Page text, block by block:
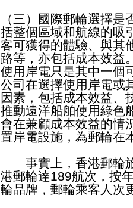
（三）國際郵輪選擇
括整個區域和航線的吸
客可獲得的體驗、與其
路等，亦包括成本效益
使用岸電只是其中一個
公司在選擇使用岸電或
因素，包括成本效益、
推動遠洋船舶使用綠色
會在兼顧成本效益的情
置岸電設施，為郵輪在
事實上，香港郵輪旅
港郵輪達189航次，按
輪品牌，郵輪乘客人次